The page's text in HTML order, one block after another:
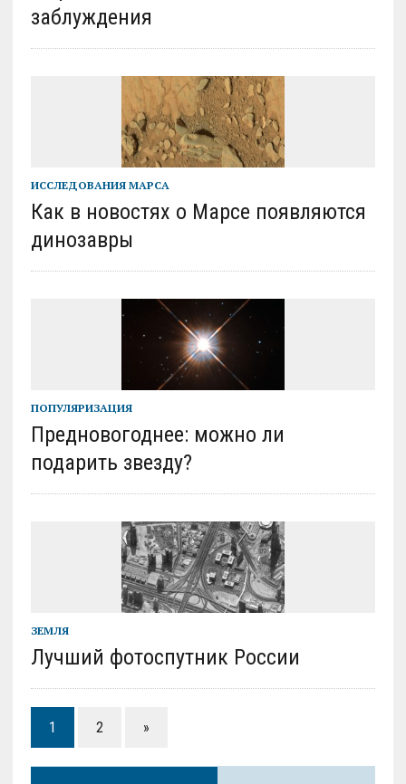
заблуждения
ИССЛЕДОВАНИЯ МАРСА
Как в новостях о Марсе появляются
динозавры
ПОПУЛЯРИЗАЦИЯ
Предновогоднее: можно ли
подарить звезду?
ЗЕМЛЯ
Лучший фотоспутник России
1 2 »